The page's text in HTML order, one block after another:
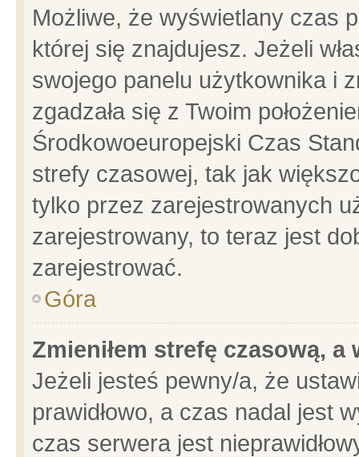
Możliwe, że wyświetlany czas
której się znajdujesz. Jeżeli
swojego panelu użytkownika i
zgadzała się z Twoim
Środkowoeuropejski Czas
strefy czasowej, tak jak
tylko przez zarejestrowanych
zarejestrowany, to teraz jest
zarejestrować.
Góra
Zmieniłem strefę czasową,
Jeżeli jesteś pewny/a, że
prawidłowo, a czas nadal jest
czas serwera jest